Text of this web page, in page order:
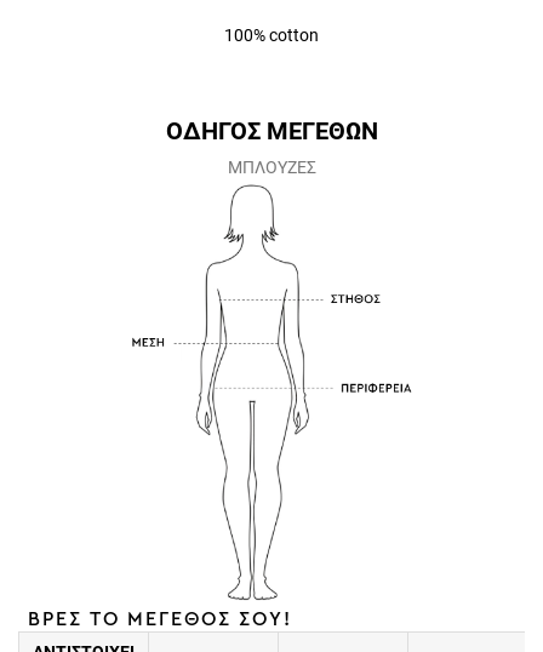
100% cotton
ΟΔΗΓΟΣ ΜΕΓΕΘΩΝ
ΜΠΛΟΥΖΕΣ
ΒΡΕΣ ΤΟ ΜΕΓΕΘΟΣ ΣΟΥ!